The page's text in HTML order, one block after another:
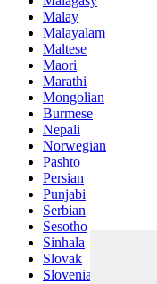
Malay
Malayalam
Maltese
Maori
Marathi
Mongolian
Burmese
Nepali
Norwegian
Pashto
Persian
Punjabi
Serbian
Sesotho
Sinhala
Slovak
Slovenian